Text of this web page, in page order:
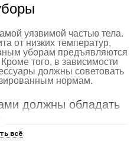
уязвимой частью тела.
от низких температур,
уборам предъявляются
того, в зависимости
должны советовать
нормам.
должны обладать